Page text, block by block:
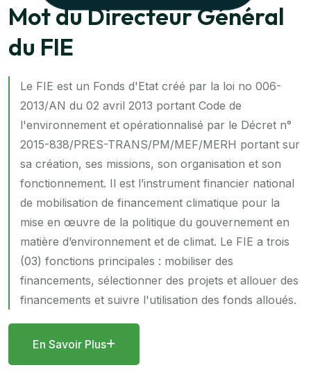
Mot du Directeur Général
du FIE
Le FIE est un Fonds d'Etat créé par la loi no 006-
2013/AN du 02 avril 2013 portant Code de
l'environnement et opérationnalisé par le Décret n°
2015-838/PRES-TRANS/PM/MEF/MERH portant sur
sa création, ses missions, son organisation et son
fonctionnement. Il est l’instrument financier national
de mobilisation de financement climatique pour la
mise en œuvre de la politique du gouvernement en
matière d’environnement et de climat. Le FIE a trois
(03) fonctions principales : mobiliser des
financements, sélectionner des projets et allouer des
financements et suivre l'utilisation des fonds alloués.
En Savoir Plus